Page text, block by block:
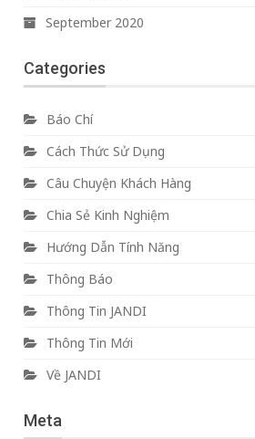
September 2020
Categories
Báo Chí
Cách Thức Sử Dụng
Câu Chuyện Khách Hàng
Chia Sẻ Kinh Nghiệm
Hướng Dẫn Tính Năng
Thông Báo
Thông Tin JANDI
Thông Tin Mới
Về JANDI
Meta